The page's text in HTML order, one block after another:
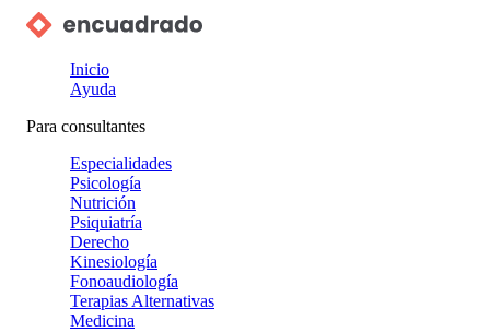
Inicio
Ayuda
Para consultantes
Especialidades
Psicología
Nutrición
Psiquiatría
Derecho
Kinesiología
Fonoaudiología
Terapias Alternativas
Medicina